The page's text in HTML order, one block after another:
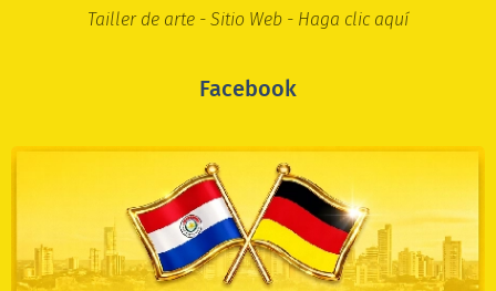
Tailler de arte - Sitio Web - Haga clic aquí
Facebook